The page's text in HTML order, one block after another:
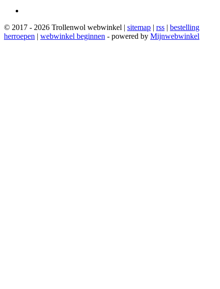
© 2017 - 2026 Trollenwol webwinkel | sitemap | rss | bestelling
herroepen | webwinkel beginnen - powered by Mijnwebwinkel